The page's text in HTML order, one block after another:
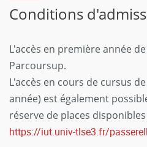
Conditions
L'accès en première année
Parcoursup.
L'accès en cours de cursus
année) est également
réserve de places
https://iut.univ-tlse3.fr/